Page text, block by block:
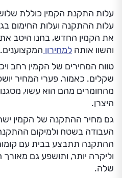
עלות התקנת הקמין כוללת
עלות ההתקנה ועלות החימום
את הקמין החדש, בחנו היטב
והשוו אותה למחירון המקצוענים.
טווח המחירים של הקמין רחב
שקלים. כאמור, פערי המחיר
מהחומרים מהם הוא עשוי,
היצרן.
גם מחיר ההתקנה של הקמין
העבודה בשטח ולמיקום
ההתקנה תתבצע בבית עם
וליקרה יותר, ותושפע גם
שלה.